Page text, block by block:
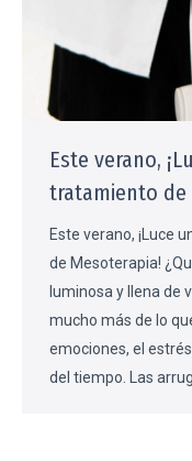
Este verano,
tratamiento de
Este verano, ¡Luce
de Mesoterapia!
luminosa y llena de
mucho más de lo
emociones, el
del tiempo. Las